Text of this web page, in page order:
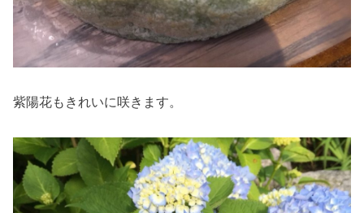
紫陽花もきれいに咲きます。